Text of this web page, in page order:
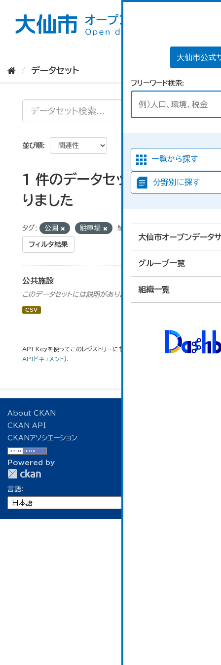
大仙市公式
フリーワード検索
一覧から探す
分野別に探す
大仙市オープンデータ
グループ一覧
組織一覧
データセット
並び順
1 件のデータセットが見つか
りました
タグ: 公園 駐車場 組織:
フィルタ結果
公共施設
このデータセットには説明がありません
CSV
API Keyを使ってこのレジストリーにもアクセス可能ですAPI(see
APIドキュメント).
About CKAN
CKAN API
CKANアソシエーション
Powered by
言語